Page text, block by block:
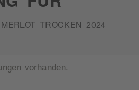
TROCKEN 2024
vorhanden.